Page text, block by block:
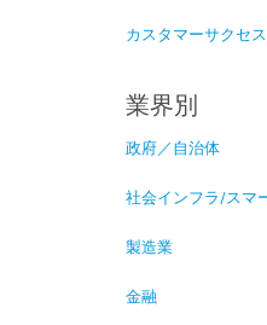
カスタマーサクセス
業界別
政府／自治体
社会インフラ/スマ
製造業
金融